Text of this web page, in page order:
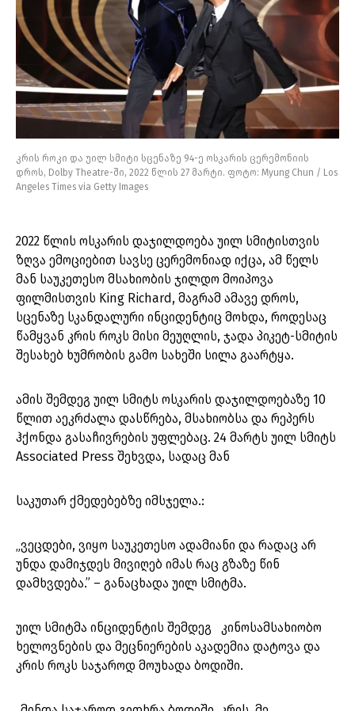
კრის როკი და უილ სმიტი სცენაზე 94-ე ოსკარის ცერემონიის
დროს, Dolby Theatre-ში, 2022 წლის 27 მარტი. ფოტო: Myung Chun / Los
Angeles Times via Getty Images
2022 წლის ოსკარის დაჯილდოება უილ სმიტისთვის
ზღვა ემოციებით სავსე ცერემონიად იქცა, ამ წელს
მან საუკეთესო მსახიობის ჯილდო მოიპოვა
ფილმისთვის King Richard, მაგრამ ამავე დროს,
სცენაზე სკანდალური ინციდენტიც მოხდა, როდესაც
წამყვან კრის როკს მისი მეუღლის, ჯადა პიკეტ-სმიტის
შესახებ ხუმრობის გამო სახეში სილა გაარტყა.
ამის შემდეგ უილ სმიტს ოსკარის დაჯილდოებაზე 10
წლით აეკრძალა დასწრება, მსახიობსა და რეპერს
ჰქონდა გასაჩივრების უფლებაც. 24 მარტს უილ სმიტს
Associated Press შეხვდა, სადაც მან
საკუთარ ქმედებებზე იმსჯელა.:
„ვეცდები, ვიყო საუკეთესო ადამიანი და რადაც არ
უნდა დამიჯდეს მივიღებ იმას რაც გზაზე წინ
დამხვდება.” – განაცხადა უილ სმიტმა.
უილ სმიტმა ინციდენტის შემდეგ კინოსამსახიობო
ხელოვნების და მეცნიერების აკადემია დატოვა და
კრის როკს საჯაროდ მოუხადა ბოდიში.